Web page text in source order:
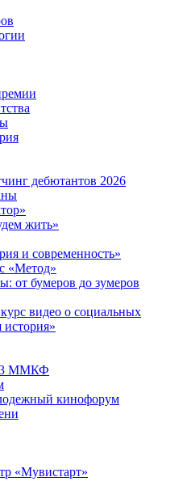
дебютантов 2026
жить»
и современность»
«Метод»
от бумеров до зумеров
видео о социальных
ММКФ
кинофорум
«Мувистарт»